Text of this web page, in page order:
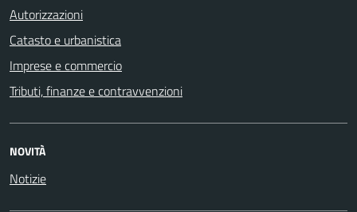
Autorizzazioni
Catasto e urbanistica
Imprese e commercio
Tributi, finanze e contravvenzioni
NOVITÀ
Notizie